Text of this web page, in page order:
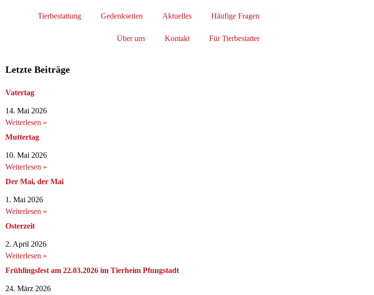
Tierbestattung Gedenkseiten Aktuelles Häufige Fragen
Über uns Kontakt Für Tierbestatter
Letzte Beiträge
Vatertag
14. Mai 2026
Weiterlesen »
Muttertag
10. Mai 2026
Weiterlesen »
Der Mai, der Mai
1. Mai 2026
Weiterlesen »
Osterzeit
2. April 2026
Weiterlesen »
Frühlingsfest am 22.03.2026 im Tierheim Pfungstadt
24. März 2026